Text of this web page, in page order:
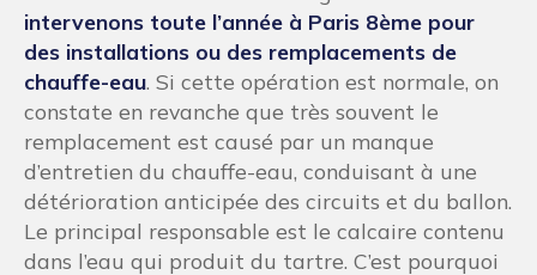
intervenons toute l’année à Paris 8ème pour
des installations ou des remplacements de
chauffe-eau. Si cette opération est normale, on
constate en revanche que très souvent le
remplacement est causé par un manque
d’entretien du chauffe-eau, conduisant à une
détérioration anticipée des circuits et du ballon.
Le principal responsable est le calcaire contenu
dans l’eau qui produit du tartre. C’est pourquoi